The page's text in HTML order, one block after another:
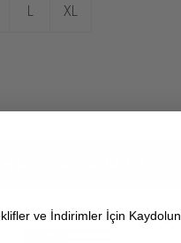
L XL
ücretsiz!
ve İndirimler İçin Kaydolun